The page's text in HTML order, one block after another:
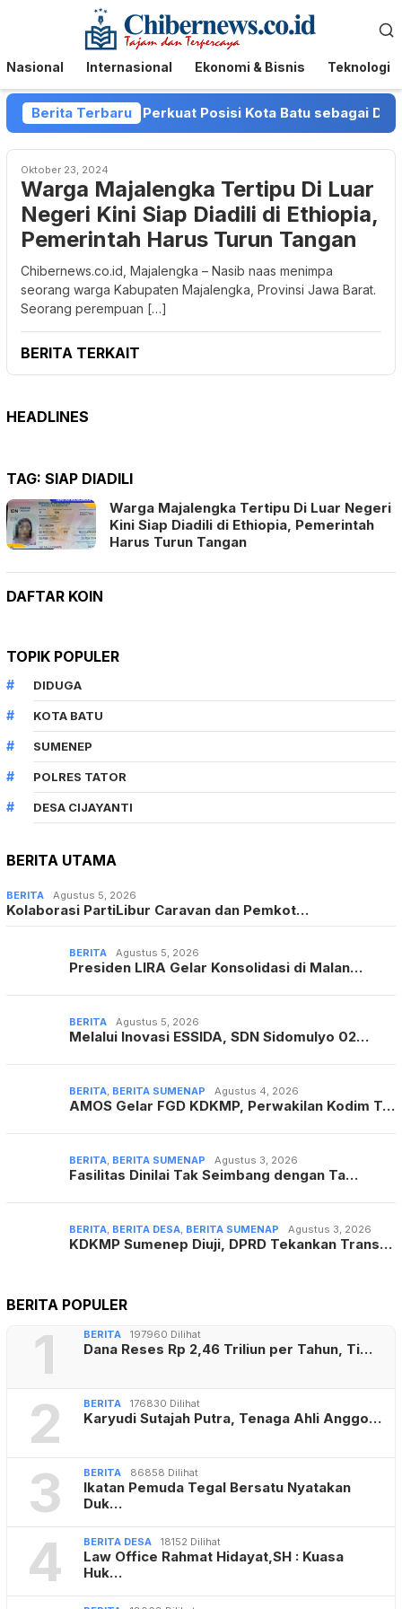
Menu
Mobile
Nasional Internasional Ekonomi & Bisnis Teknologi
Berita Terbaru
Pemkot Batu Perkuat Posisi Kota Batu sebagai
Oktober 23, 2024
Warga Majalengka Tertipu Di Luar
Negeri Kini Siap Diadili di Ethiopia,
Pemerintah Harus Turun Tangan
Chibernews.co.id, Majalengka – Nasib naas menimpa
seorang warga Kabupaten Majalengka, Provinsi Jawa Barat.
Seorang perempuan […]
BERITA TERKAIT
HEADLINES
TAG: SIAP DIADILI
Warga Majalengka Tertipu Di Luar Negeri
Kini Siap Diadili di Ethiopia, Pemerintah
Harus Turun Tangan
DAFTAR KOIN
TOPIK POPULER
DIDUGA
KOTA BATU
SUMENEP
POLRES TATOR
DESA CIJAYANTI
BERITA UTAMA
BERITA Agustus 5, 2026
Kolaborasi PartiLibur Caravan dan Pemkot…
BERITA Agustus 5, 2026
Presiden LIRA Gelar Konsolidasi di Malan…
BERITA Agustus 5, 2026
Melalui Inovasi ESSIDA, SDN Sidomulyo 02…
BERITA, BERITA SUMENAP Agustus 4, 2026
AMOS Gelar FGD KDKMP, Perwakilan Kodim T…
BERITA, BERITA SUMENAP Agustus 3, 2026
Fasilitas Dinilai Tak Seimbang dengan Ta…
BERITA, BERITA DESA, BERITA SUMENAP Agustus 3, 2026
KDKMP Sumenep Diuji, DPRD Tekankan Trans…
BERITA POPULER
1 BERITA 197960 Dilihat
Dana Reses Rp 2,46 Triliun per Tahun, Ti…
2 BERITA 176830 Dilihat
Karyudi Sutajah Putra, Tenaga Ahli Anggo…
3 BERITA 86858 Dilihat
Ikatan Pemuda Tegal Bersatu Nyatakan
Duk…
4 BERITA DESA 18152 Dilihat
Law Office Rahmat Hidayat,SH : Kuasa
Huk…